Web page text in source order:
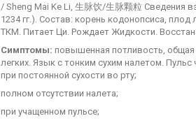
/ Sheng Mai Ke Li, 生脉饮/生脉颗粒 Сведения
1234 гг.). Состав: корень кодонопсиса,
ТКМ. Питает Ци. Рождает Жидкости.
Симптомы: повышенная потливость,
легких. Язык с тонким сухим налетом.
при постоянной сухости во рту;
полном отсутствии налета;
при учащенном пульсе;